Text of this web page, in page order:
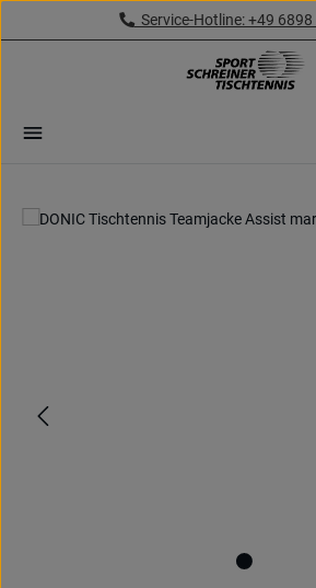
Zum Hauptinhalt springenService-Hotline: +49 6898
Bildergalerie überspringen